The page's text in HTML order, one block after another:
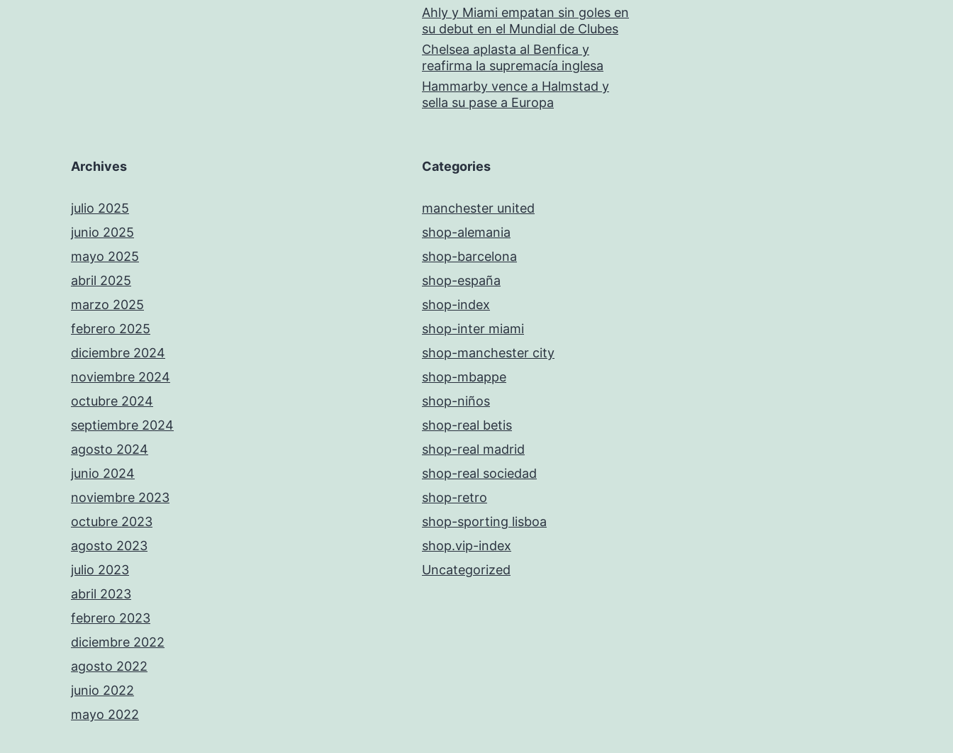
Ahly y Miami empatan sin goles en
su debut en el Mundial de Clubes
Chelsea aplasta al Benfica y
reafirma la supremacía inglesa
Hammarby vence a Halmstad y
sella su pase a Europa
Archives
julio 2025
junio 2025
mayo 2025
abril 2025
marzo 2025
febrero 2025
diciembre 2024
noviembre 2024
octubre 2024
septiembre 2024
agosto 2024
junio 2024
noviembre 2023
octubre 2023
agosto 2023
julio 2023
abril 2023
febrero 2023
diciembre 2022
agosto 2022
junio 2022
mayo 2022
Categories
manchester united
shop-alemania
shop-barcelona
shop-españa
shop-index
shop-inter miami
shop-manchester city
shop-mbappe
shop-niños
shop-real betis
shop-real madrid
shop-real sociedad
shop-retro
shop-sporting lisboa
shop.vip-index
Uncategorized